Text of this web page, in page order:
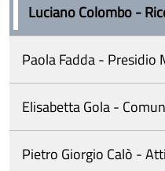
Luciano Colombo -
Paola Fadda - Presidio
Elisabetta Gola -
Pietro Giorgio Calò -